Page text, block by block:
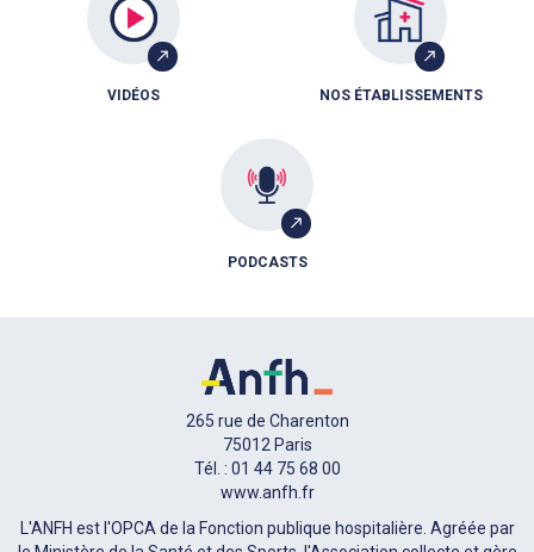
VIDÉOS NOS ÉTABLISSEMENTS
PODCASTS
265 rue de Charenton
75012 Paris
Tél. : 01 44 75 68 00
www.anfh.fr
L'ANFH est l'OPCA de la Fonction publique hospitalière. Agréée par